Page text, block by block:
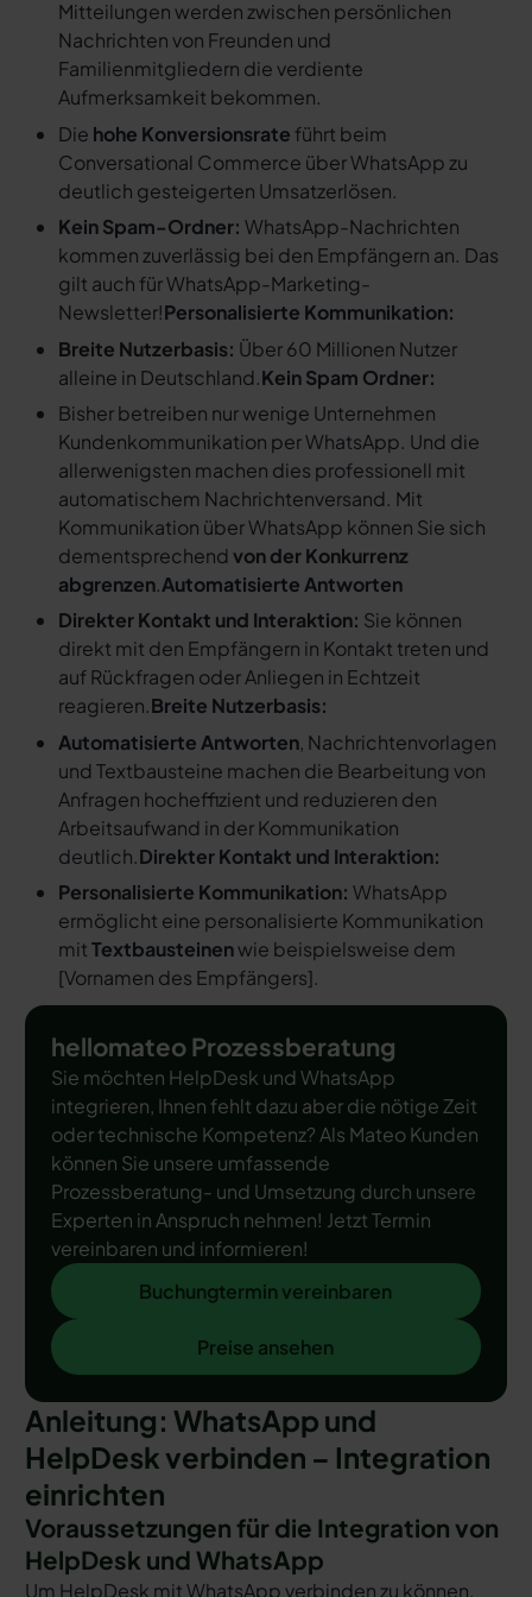
Mitteilungen werden zwischen persönlichen
Nachrichten von Freunden und
Familienmitgliedern die verdiente
Aufmerksamkeit bekommen.
Die hohe Konversionsrate führt beim
Conversational Commerce über WhatsApp zu
deutlich gesteigerten Umsatzerlösen.
Kein Spam-Ordner: WhatsApp-Nachrichten
kommen zuverlässig bei den Empfängern an. Das
gilt auch für WhatsApp-Marketing-
Newsletter!Personalisierte Kommunikation:
Breite Nutzerbasis: Über 60 Millionen Nutzer
alleine in Deutschland.Kein Spam Ordner:
Bisher betreiben nur wenige Unternehmen
Kundenkommunikation per WhatsApp. Und die
allerwenigsten machen dies professionell mit
automatischem Nachrichtenversand. Mit
Kommunikation über WhatsApp können Sie sich
dementsprechendvon der Konkurrenz
abgrenzen.Automatisierte Antworten
Direkter Kontakt und Interaktion: Sie können
direkt mit den Empfängern in Kontakt treten und
auf Rückfragen oder Anliegen in Echtzeit
reagieren.Breite Nutzerbasis:
Automatisierte Antworten, Nachrichtenvorlagen
und Textbausteine machen die Bearbeitung von
Anfragen hocheffizient und reduzieren den
Arbeitsaufwand in der Kommunikation
deutlich.Direkter Kontakt und Interaktion:
Personalisierte Kommunikation: WhatsApp
ermöglicht eine personalisierte Kommunikation
mitTextbausteinenwie beispielsweise dem
[Vornamen des Empfängers].
hellomateo Prozessberatung
Sie möchten HelpDesk und WhatsApp
integrieren, Ihnen fehlt dazu aber die nötige Zeit
oder technische Kompetenz? Als Mateo Kunden
können Sie unsere umfassende
Prozessberatung- und Umsetzung durch unsere
Experten in Anspruch nehmen! Jetzt Termin
vereinbaren und informieren!
Buchungtermin vereinbaren
Buchungtermin vereinbaren
Preise ansehen
Preise ansehen
Anleitung: WhatsApp und
HelpDesk verbinden – Integration
einrichten
Voraussetzungen für die Integration von
HelpDesk und WhatsApp
Um HelpDesk mit WhatsApp verbinden zu können,